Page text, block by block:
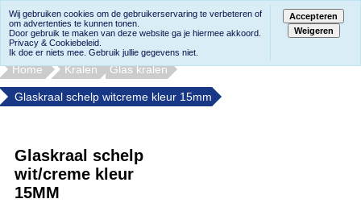
Home Kralen Glas kralen
Glaskraal schelp witcreme kleur 15mm
Glaskraal schelp
wit/creme kleur
15MM
Wij gebruiken cookies om de gebruikerservaring te verbeteren of
om advertenties te kunnen tonen.
Door gebruik te maken van deze website ga je hiermee akkoord.
Privacy & Cookiebeleid.
Ik doe er niets mee. Gebruik jullie gegevens niet.
Accepteren
Weigeren